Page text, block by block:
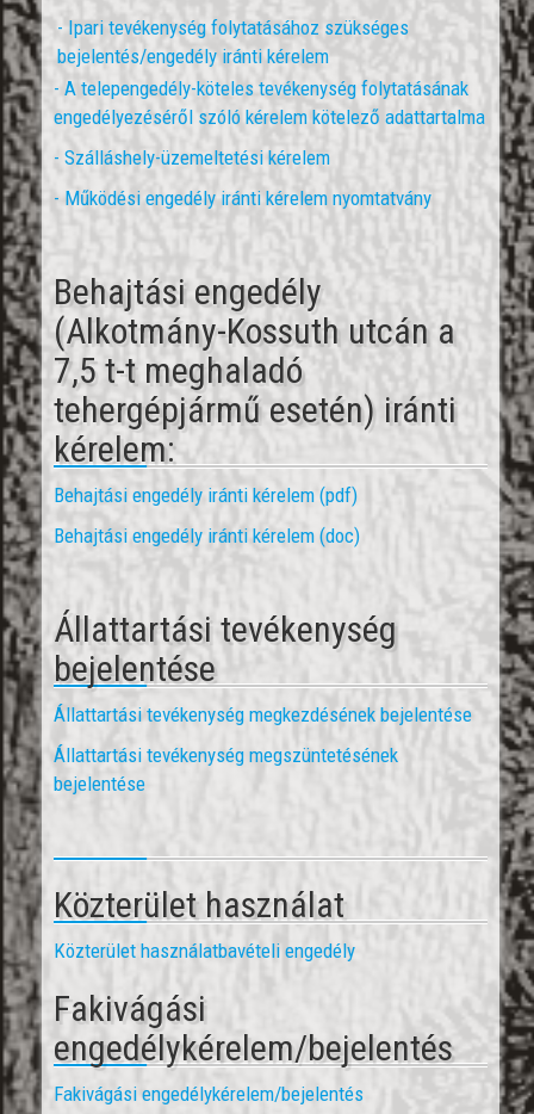
- Ipari tevékenység folytatásához szükséges
bejelentés/engedély iránti kérelem
- A telepengedély-köteles tevékenység folytatásának
engedélyezéséről szóló kérelem kötelező adattartalma
- Szálláshely-üzemeltetési kérelem
- Működési engedély iránti kérelem nyomtatvány
Behajtási engedély
(Alkotmány-Kossuth utcán a
7,5 t-t meghaladó
tehergépjármű esetén) iránti
kérelem:
Behajtási engedély iránti kérelem (pdf)
Behajtási engedély iránti kérelem (doc)
Állattartási tevékenység
bejelentése
Állattartási tevékenység megkezdésének bejelentése
Állattartási tevékenység megszüntetésének
bejelentése
Közterület használat
Közterület használatbavételi engedély
Fakivágási
engedélykérelem/bejelentés
Fakivágási engedélykérelem/bejelentés